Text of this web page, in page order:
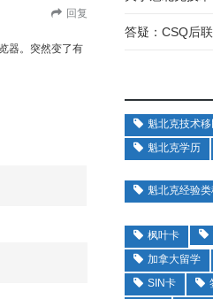
回复
器。突然变了有
答疑：CSQ后
魁北克技术移
魁北克学历
魁北克经验
枫叶卡
加拿大留学
SIN卡